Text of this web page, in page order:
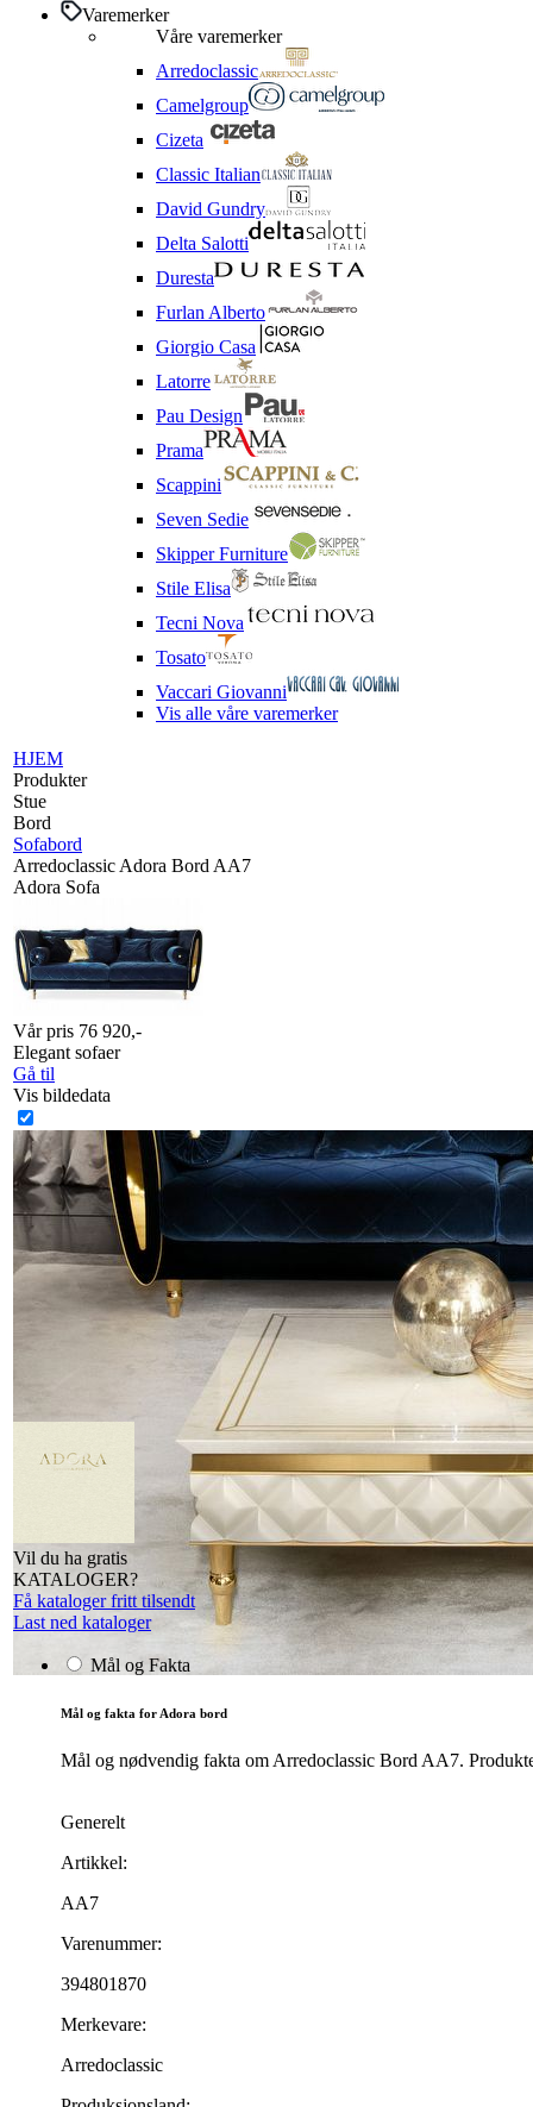
Varemerker
Våre varemerker
Arredoclassic
Camelgroup
Cizeta
Classic Italian
David Gundry
Delta Salotti
Duresta
Furlan Alberto
Giorgio Casa
Latorre
Pau Design
Prama
Scappini
Seven Sedie
Skipper Furniture
Stile Elisa
Tecni Nova
Tosato
Vaccari Giovanni
Vis alle våre varemerker
HJEM
Produkter
Stue
Bord
Sofabord
Arredoclassic Adora Bord AA7
Adora Sofa
Vår pris 76 920,-
Elegant sofaer
Gå til
Vis bildedata
Vil du ha gratis
KATALOGER?
Få kataloger fritt tilsendt
Last ned kataloger
Mål og Fakta
Mål og fakta for Adora bord
Mål og nødvendig fakta om Arredoclassic Bord AA7.
Generelt
Artikkel:
AA7
Varenummer:
394801870
Merkevare:
Arredoclassic